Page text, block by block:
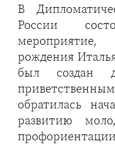
В
России
рождения
был создан
обратилась
развитию